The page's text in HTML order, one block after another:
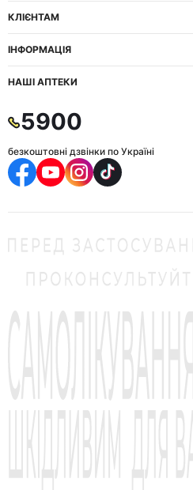
КЛІЄНТАМ
ІНФОРМАЦІЯ
НАШІ АПТЕКИ
5900
безкоштовні дзвінки по Україні